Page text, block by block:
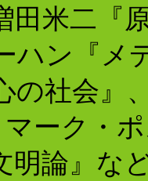
田米二『
ハン『メ
の社会』
マーク・
明論』な